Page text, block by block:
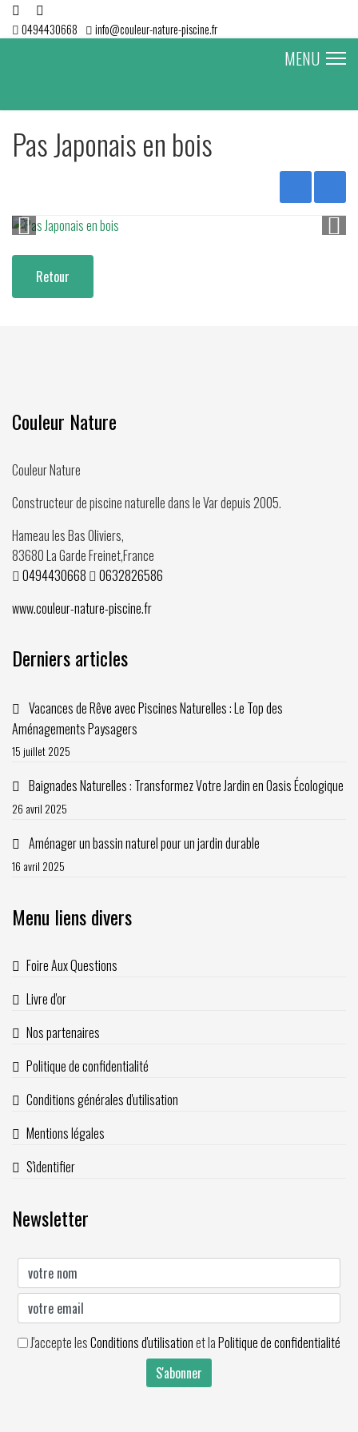
0494430668 info@couleur-nature-piscine.fr
MENU
Pas Japonais en bois
Retour
Couleur Nature
Couleur Nature
Constructeur de piscine naturelle dans le Var depuis2005.
Hameau les Bas Oliviers,
83680La Garde Freinet,France
0494430668
0632826586
www.couleur-nature-piscine.fr
Derniers articles
Vacances de Rêve avec Piscines Naturelles : Le Top des
Aménagements Paysagers
15 juillet 2025
Baignades Naturelles : Transformez Votre Jardin en Oasis Écologique
26 avril 2025
Aménager un bassin naturel pour un jardin durable
16 avril 2025
Menu liens divers
Foire Aux Questions
Livre d'or
Nos partenaires
Politique de confidentialité
Conditions générales d'utilisation
Mentions légales
S'identifier
Newsletter
J'accepte lesConditions d'utilisationet laPolitique de confidentialité